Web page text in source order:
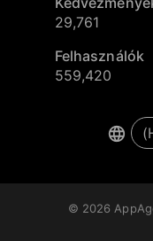
29,761
Felhasználók
559,420
© 2026